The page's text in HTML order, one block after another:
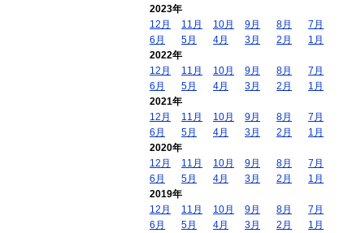
2023年
12月
11月 10月 9月 8月
7月
6月
5月 4月 3月 2月
1月
2022年
12月
11月 10月 9月 8月
7月
6月
5月 4月 3月 2月
1月
2021年
12月
11月 10月 9月 8月
7月
6月
5月 4月 3月 2月
1月
2020年
12月
11月 10月 9月 8月
7月
6月
5月 4月 3月 2月
1月
2019年
12月
11月 10月 9月 8月
7月
6月
5月 4月 3月 2月
1月